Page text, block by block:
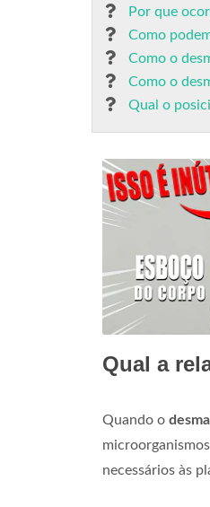
Por que
Como
Como o
Como o
Qual o
Qual a
Quando o
necessários às